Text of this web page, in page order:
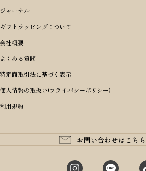
リュックサック・デイパック・バックパック
ショルダーバッグ
ボディバッグ・ウエストバッグ
長財布
二つ折り財布
三つ折り財布
コインケース・小銭入れ
m＋ エムピウ
PORTER 吉田カバン ポーター
BRIEFING ブリーフィング
Dakota ダコタ
CLEDRAN クレドラン
aniary アニアリ
CIE シー
StitchandSew ステッチアンドソー
オリジナルランドセル
女の子ランドセル
男の子ランドセル
ランドセル小物・その他
レッド
ピンク
パープル(ラベンダー)
キャメル
ブルー・ネイビー
価格から選ぶ
〜49,999円
50,000円〜59,999円
60,000円〜69,999円
70,000円〜79,999円
80,000円〜
アイテムから選ぶ
キャディバッグ
ヘッドカバー
ゴルフ小物
ゴルフウェア/アクセサリー
ブランドから選ぶ
BRIEFING ブリーフィング
master-piece マスターピース
JONES ジョーンズ
木の庄帆布
シーンから探す
誕生日
結婚祝い
出産祝い
入学・進学祝い
成人祝い
就職・栄転祝い
長寿・還暦祝い
性別・年齢から探す
男性向け
女性向け
10代
20代
30代
予算から探す
〜4,999円
5,000円〜9,999円
10,000円〜19,999円
20,000円〜29,999円
ジャーナル
ギフトラッピングについて
会社概要
よくある質問
特定商取引法に基づく表示
個人情報の取扱い(プライバシーポリシー)
利用規約
お問い合わせはこちら